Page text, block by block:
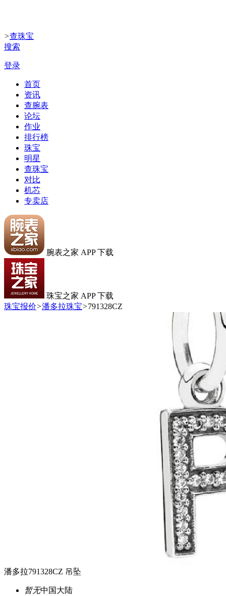
>查珠宝
搜索
登录
首页
资讯
查腕表
论坛
作业
排行榜
珠宝
明星
查珠宝
对比
机芯
专卖店
腕表之家 APP 下载
珠宝之家 APP 下载
珠宝报价>潘多拉珠宝>791328CZ
潘多拉791328CZ 吊坠
暂无中国大陆